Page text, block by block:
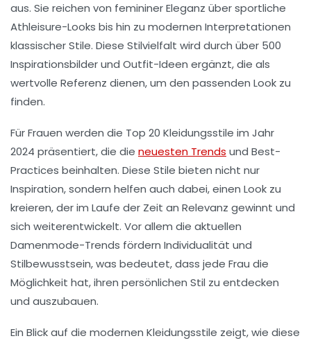
aus. Sie reichen von femininer Eleganz über sportliche
Athleisure-Looks bis hin zu modernen Interpretationen
klassischer Stile. Diese Stilvielfalt wird durch über 500
Inspirationsbilderund Outfit-Ideen ergänzt, die als
wertvolle Referenz dienen, um den passenden Look zu
finden.
Für Frauen werden die Top 20 Kleidungsstile im Jahr
2024 präsentiert, die die neuesten Trends und Best-
Practices beinhalten. Diese Stile bieten nicht nur
Inspiration, sondern helfen auch dabei, einen Look zu
kreieren, der im Laufe der Zeit an Relevanz gewinnt und
sich weiterentwickelt. Vor allem die aktuellen
Damenmode-Trends fördern Individualität und
Stilbewusstsein, was bedeutet, dass jede Frau die
Möglichkeit hat, ihren persönlichen Stil zu entdecken
und auszubauen.
Ein Blick auf die modernen Kleidungsstile zeigt, wie diese